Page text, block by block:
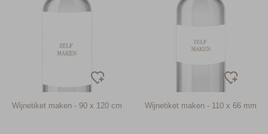
Wijnetiket maken - 90 x 120 cm Wijnetiket maken - 110 x 66 mm